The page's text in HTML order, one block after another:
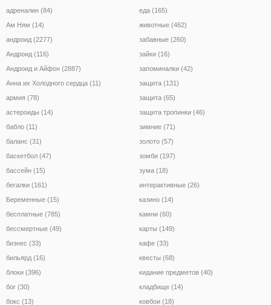
адреналин (84)
Ам Ням (14)
андроид (2277)
Андроид (116)
Андроид и Айфон (2887)
Анна их Холодного сердца (11)
армия (78)
астероиды (14)
бабло (11)
баланс (31)
баскетбол (47)
бассейн (15)
бегалки (161)
Беременные (15)
бесплатные (785)
бессмертные (49)
бизнес (33)
бильярд (16)
блоки (396)
бог (30)
бокс (13)
еда (165)
животные (462)
забавные (260)
зайки (16)
запоминалки (42)
защита (131)
защита (65)
защита тропинки (46)
зимние (71)
золото (57)
зомби (197)
зума (18)
интерактивные (26)
казино (14)
камни (60)
карты (149)
кафе (33)
квесты (68)
кидание предметов (40)
кладбище (14)
ковбои (18)